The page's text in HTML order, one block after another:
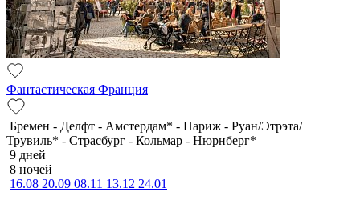
Фантастическая Франция
Бремен - Делфт - Амстердам* - Париж - Руан/Этрэта/
Трувиль* - Страсбург - Кольмар - Нюрнберг*
9 дней
8 ночей
16.08 20.09 08.11 13.12 24.01